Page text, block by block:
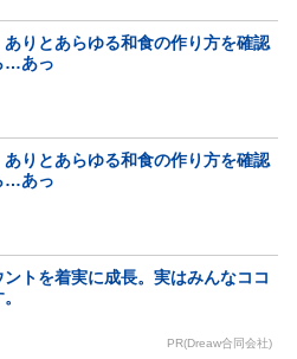
ありとあらゆる和食の作り方を確認
…あっ
ありとあらゆる和食の作り方を確認
…あっ
ントを着実に成長。実はみんなココ
PR(Dreaw合同会社)